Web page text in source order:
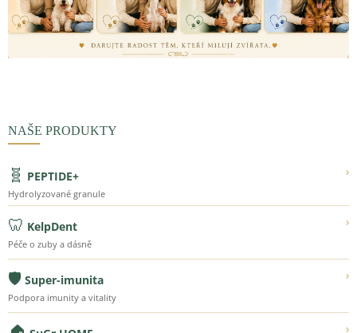
NAŠE PRODUKTY
🧬 PEPTIDE+ ›
Hydrolyzované granule
🦷 KelpDent ›
Péče o zuby a dásně
🛡️ Super-imunita ›
Podpora imunity a vitality
›